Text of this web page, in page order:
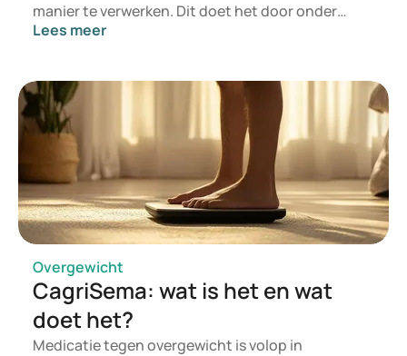
manier te verwerken. Dit doet het door onder
andere de insulineafgifte door de alvleesklier te
Peptide-1 en wordt in de dunne darm aangemaakt
bij een maaltijd. Het remt tegelijkertijd de
aanmaak van glucagon, een hormoon dat de
bloedsuikerspiegel verhoogt. Zo blijft de
bloedsuikerspiegel in balans.
Lees meer
Overgewicht
CagriSema: wat is het en wat
doet het?
Medicatie tegen overgewicht is volop in